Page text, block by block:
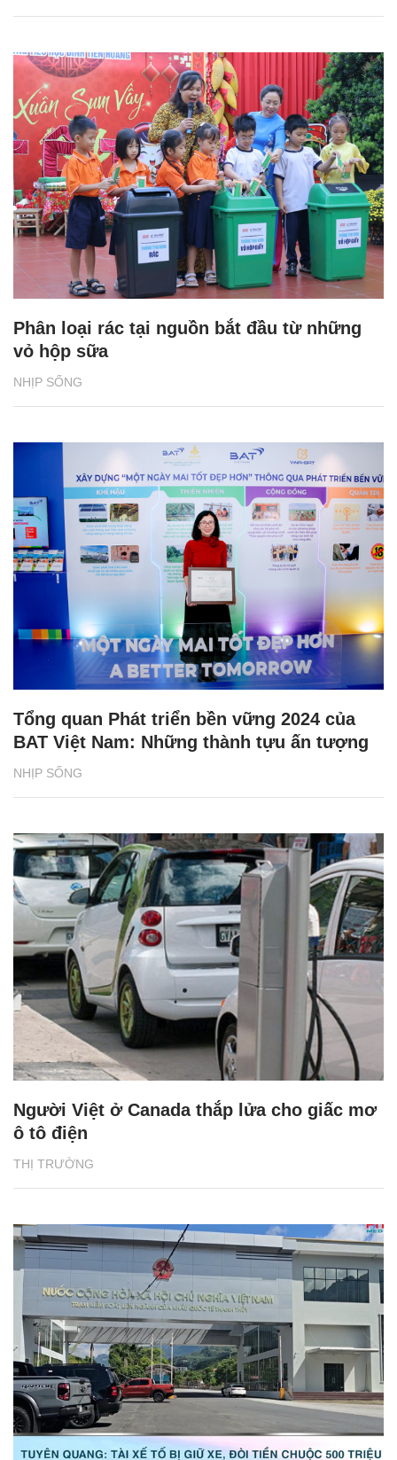
NHỊP SỐNG
Phân loại rác tại nguồn bắt đầu từ những
vỏ hộp sữa
NHỊP SỐNG
Tổng quan Phát triển bền vững 2024 của
BAT Việt Nam: Những thành tựu ấn tượng
THỊ TRƯỜNG
Người Việt ở Canada thắp lửa cho giấc mơ
ô tô điện